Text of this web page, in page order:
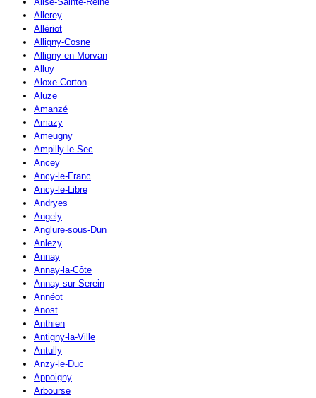
Allerey
Allériot
Alligny-Cosne
Alligny-en-Morvan
Alluy
Aloxe-Corton
Aluze
Amanzé
Amazy
Ameugny
Ampilly-le-Sec
Ancey
Ancy-le-Franc
Ancy-le-Libre
Andryes
Angely
Anglure-sous-Dun
Anlezy
Annay
Annay-la-Côte
Annay-sur-Serein
Annéot
Anost
Anthien
Antigny-la-Ville
Antully
Anzy-le-Duc
Appoigny
Arbourse